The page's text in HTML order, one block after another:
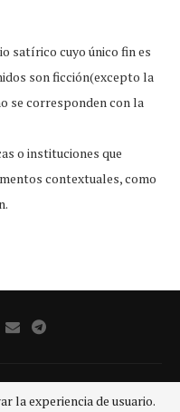
satírico cuyo único fin es
son ficción(excepto la
se corresponden con la
o instituciones que
contextuales, como
la experiencia de usuario.